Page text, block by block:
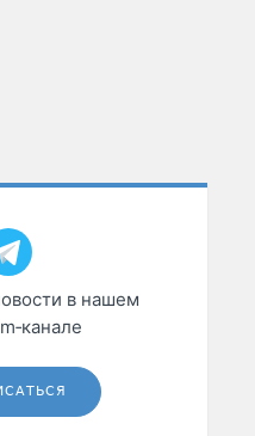
в нашем